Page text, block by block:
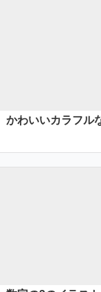
かわいいカラフル